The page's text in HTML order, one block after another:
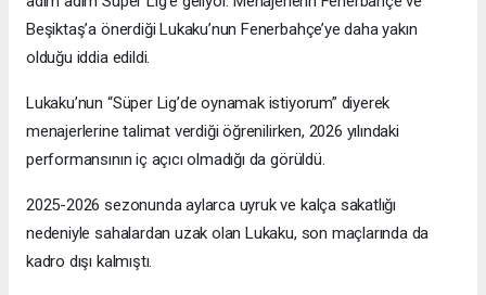
Beşiktaş’a önerdiği Lukaku’nun Fenerbahçe’ye daha yakın
olduğu iddia edildi.
Lukaku’nun “Süper Lig’de oynamak istiyorum” diyerek
menajerlerine talimat verdiği öğrenilirken, 2026 yılındaki
performansının iç açıcı olmadığı da görüldü.
2025-2026 sezonunda aylarca uyruk ve kalça sakatlığı
nedeniyle sahalardan uzak olan Lukaku, son maçlarında da
kadro dışı kalmıştı.